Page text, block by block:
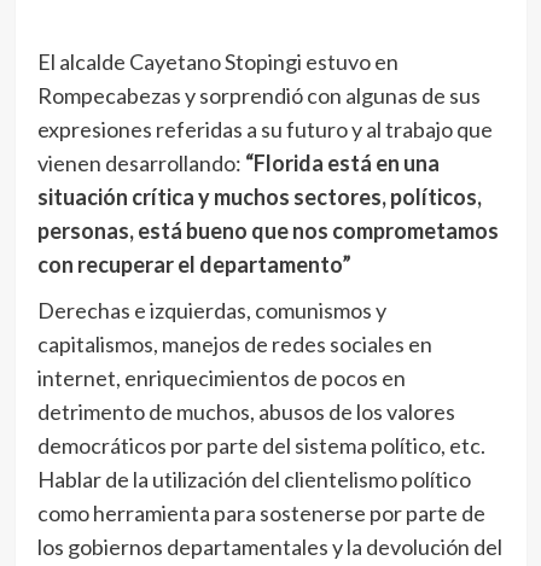
El alcalde Cayetano Stopingi estuvo en
Rompecabezas y sorprendió con algunas de sus
expresiones referidas a su futuro y al trabajo que
vienen desarrollando: “Florida está en una
situación crítica y muchos sectores, políticos,
personas, está bueno que nos comprometamos
con recuperar el departamento”
Derechas e izquierdas, comunismos y
capitalismos, manejos de redes sociales en
internet, enriquecimientos de pocos en
detrimento de muchos, abusos de los valores
democráticos por parte del sistema político, etc.
Hablar de la utilización del clientelismo político
como herramienta para sostenerse por parte de
los gobiernos departamentales y la devolución del